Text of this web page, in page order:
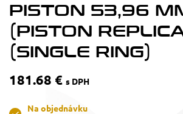
PISTON 53,96
(PISTON
(SINGLE RING)
181.68 € s DPH
Na objednávku